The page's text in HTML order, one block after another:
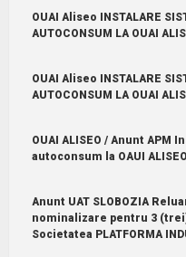
OUAI Aliseo INSTALARE
AUTOCONSUM LA OUAI
OUAI Aliseo INSTALARE
AUTOCONSUM LA OUAI
OUAI ALISEO / Anunt
autoconsum la OAUI
Anunt UAT SLOBOZIA
nominalizare pentru 3
Societatea PLATFORMA